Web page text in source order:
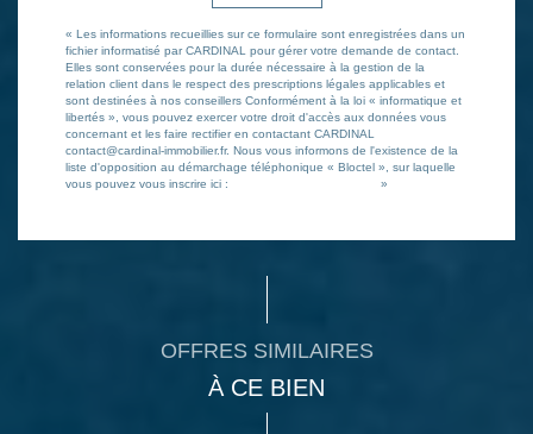
« Les informations recueillies sur ce formulaire sont enregistrées dans un
fichier informatisé par CARDINAL pour gérer votre demande de contact.
Elles sont conservées pour la durée nécessaire à la gestion de la
relation client dans le respect des prescriptions légales applicables et
sont destinées à nos conseillers Conformément à la loi « informatique et
libertés », vous pouvez exercer votre droit d'accès aux données vous
concernant et les faire rectifier en contactant CARDINAL
contact@cardinal-immobilier.fr. Nous vous informons de l'existence de la
liste d'opposition au démarchage téléphonique « Bloctel », sur laquelle
vous pouvez vous inscrire ici :
»
OFFRES SIMILAIRES
À CE BIEN